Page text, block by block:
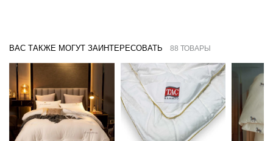
ВАС ТАКЖЕ МОГУТ ЗАИНТЕРЕСОВАТЬ 88 ТОВАРЫ